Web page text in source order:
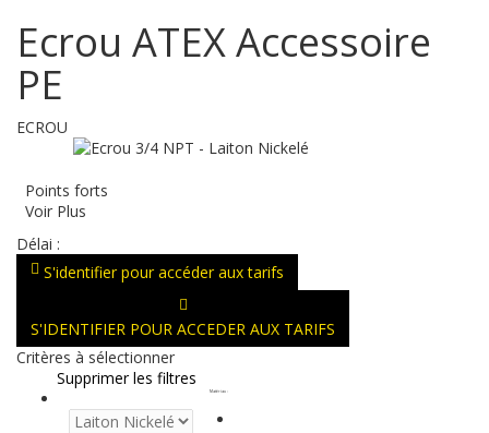
Ecrou ATEX Accessoire
PE
ECROU
Points forts
Voir Plus
Délai :
S'identifier pour accéder aux tarifs
S'IDENTIFIER POUR ACCEDER AUX TARIFS
Critères à sélectionner
Supprimer les filtres
Matériau :